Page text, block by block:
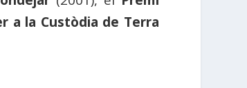
a la Custòdia de Terra